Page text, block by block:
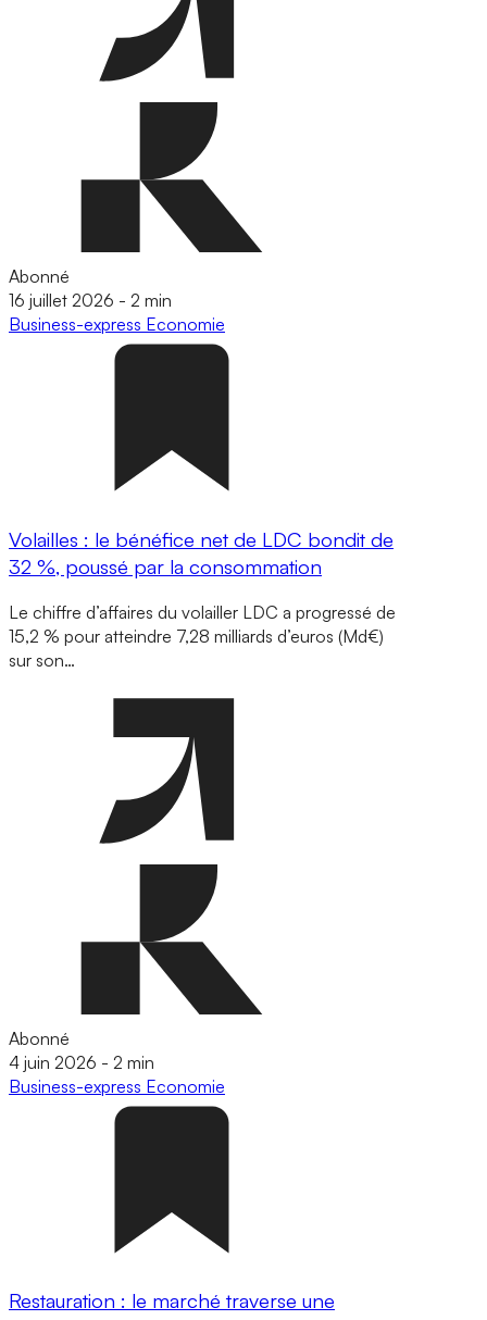
Abonné
16 juillet 2026 - 2 min
Business-express Economie
Volailles : le bénéfice net de LDC bondit de
32 %, poussé par la consommation
Le chiffre d’affaires du volailler LDC a progressé de
15,2 % pour atteindre 7,28 milliards d’euros (Md€)
sur son…
Abonné
4 juin 2026 - 2 min
Business-express Economie
Restauration : le marché traverse une